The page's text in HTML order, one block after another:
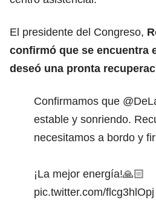
El presidente del Congreso,
confirmó que se encuentra
deseó una pronta
Confirmamos que
estable y sonriendo.
necesitamos a bordo y
¡La mejor energía!🙏🏻
pic.twitter.com/flcg3hlOpj